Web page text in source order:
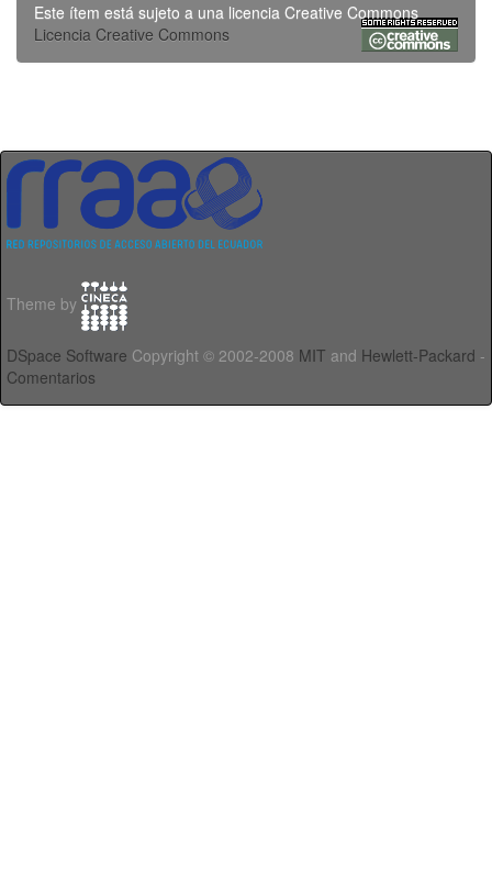
Este ítem está sujeto a una licencia Creative Commons
Licencia Creative Commons
Theme by
DSpace Software Copyright © 2002-2008 MIT and Hewlett-Packard -
Comentarios